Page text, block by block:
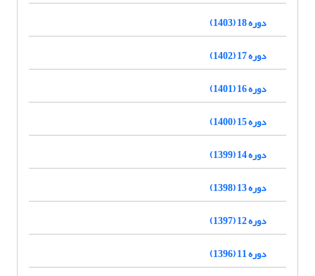
دوره 18 (1403)
دوره 17 (1402)
دوره 16 (1401)
دوره 15 (1400)
دوره 14 (1399)
دوره 13 (1398)
دوره 12 (1397)
دوره 11 (1396)